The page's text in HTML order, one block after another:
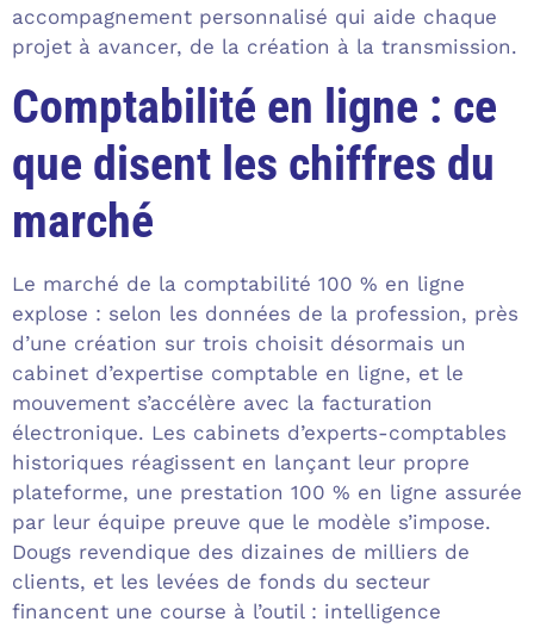
accompagnement personnalisé qui aide chaque
projet à avancer, de la création à la transmission.
Comptabilité en ligne : ce
que disent les chiffres du
marché
Le marché de la comptabilité 100 % en ligne
explose : selon les données de la profession, près
d’une création sur trois choisit désormais un
cabinet d’expertise comptable en ligne, et le
mouvement s’accélère avec la facturation
électronique. Les cabinets d’experts-comptables
historiques réagissent en lançant leur propre
plateforme, une prestation 100 % en ligne assurée
par leur équipe preuve que le modèle s’impose.
Dougs revendique des dizaines de milliers de
clients, et les levées de fonds du secteur
financent une course à l’outil : intelligence